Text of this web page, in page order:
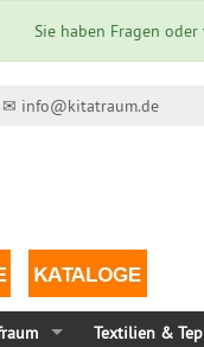
Sie haben Fragen
✉ info@kitatraum.de
Textilien &